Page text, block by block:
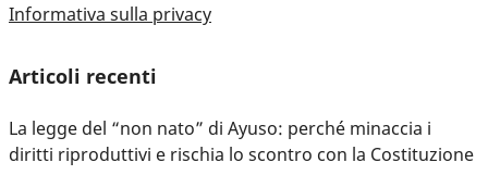
Informativa sulla privacy
Articoli recenti
La legge del “non nato” di Ayuso: perché minaccia i
diritti riproduttivi e rischia lo scontro con la Costituzione